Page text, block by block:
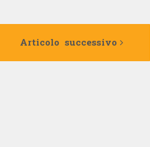
Articolo successivo